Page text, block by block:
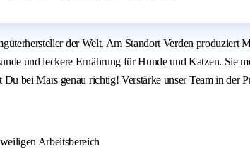
der Welt. Am Standort Verden
und leckere Ernährung für Hunde und Katzen. Sie
bei Mars genau richtig! Verstärke unser Team in
Arbeitsbereich